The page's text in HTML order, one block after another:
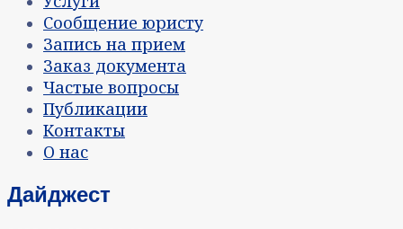
Сообщение юристу
Запись на прием
Заказ документа
Частые вопросы
Публикации
Контакты
О нас
Дайджест